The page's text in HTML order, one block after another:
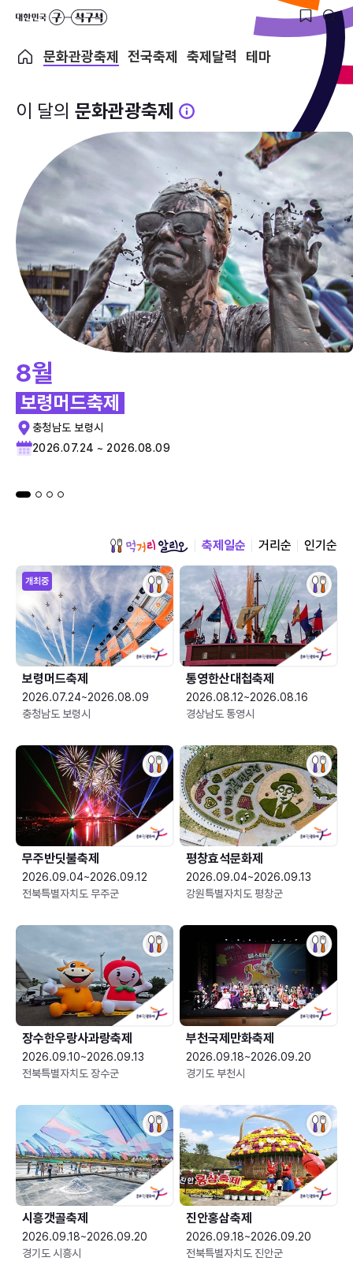
문화관광축제 전국축제 축제달력 테마
이 달의 문화관광축제
8월
보령머드축제
충청남도 보령시
2026.07.24 ~ 2026.08.09
축제일순 거리순 인기순
개최중
보령머드축제
2026.07.24~2026.08.09
충청남도 보령시
통영한산대첩축제
2026.08.12~2026.08.16
경상남도 통영시
무주반딧불축제
2026.09.04~2026.09.12
전북특별자치도 무주군
평창효석문화제
2026.09.04~2026.09.13
강원특별자치도 평창군
장수한우랑사과랑축제
2026.09.10~2026.09.13
전북특별자치도 장수군
부천국제만화축제
2026.09.18~2026.09.20
경기도 부천시
시흥갯골축제
2026.09.18~2026.09.20
경기도 시흥시
진안홍삼축제
2026.09.18~2026.09.20
전북특별자치도 진안군